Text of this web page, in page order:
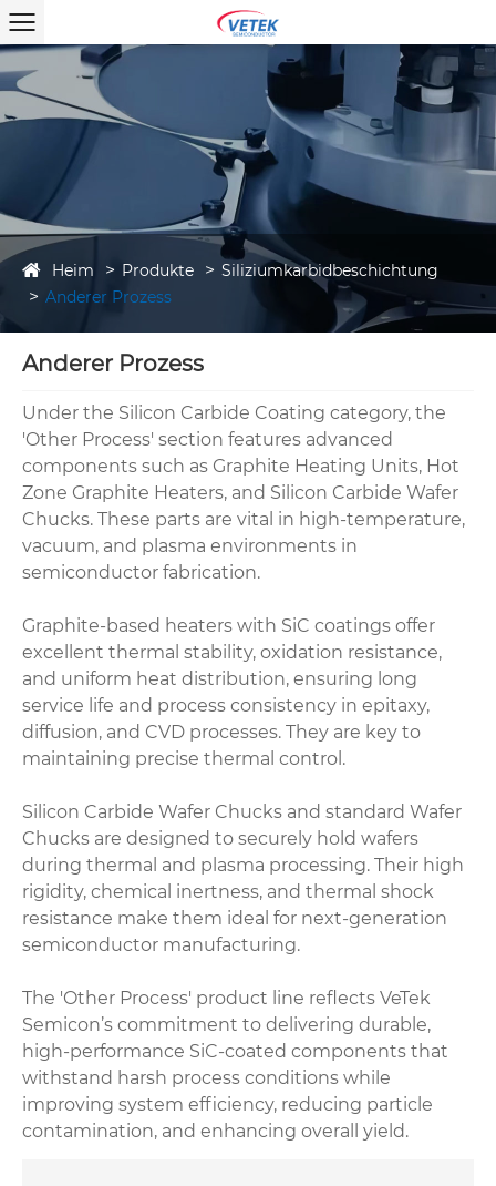
Heim Produkte
Siliziumkarbidbeschichtung
Anderer Prozess
Anderer Prozess
Under the Silicon Carbide Coating category, the
'Other Process' section features advanced
components such as Graphite Heating Units, Hot
Zone Graphite Heaters, and Silicon Carbide Wafer
Chucks. These parts are vital in high-temperature,
vacuum, and plasma environments in
semiconductor fabrication.
Graphite-based heaters with SiC coatings offer
excellent thermal stability, oxidation resistance,
and uniform heat distribution, ensuring long
service life and process consistency in epitaxy,
diffusion, and CVD processes. They are key to
maintaining precise thermal control.
Silicon Carbide Wafer Chucks and standard Wafer
Chucks are designed to securely hold wafers
during thermal and plasma processing. Their high
rigidity, chemical inertness, and thermal shock
resistance make them ideal for next-generation
semiconductor manufacturing.
The 'Other Process' product line reflects VeTek
Semicon’s commitment to delivering durable,
high-performance SiC-coated components that
withstand harsh process conditions while
improving system efficiency, reducing particle
contamination, and enhancing overall yield.